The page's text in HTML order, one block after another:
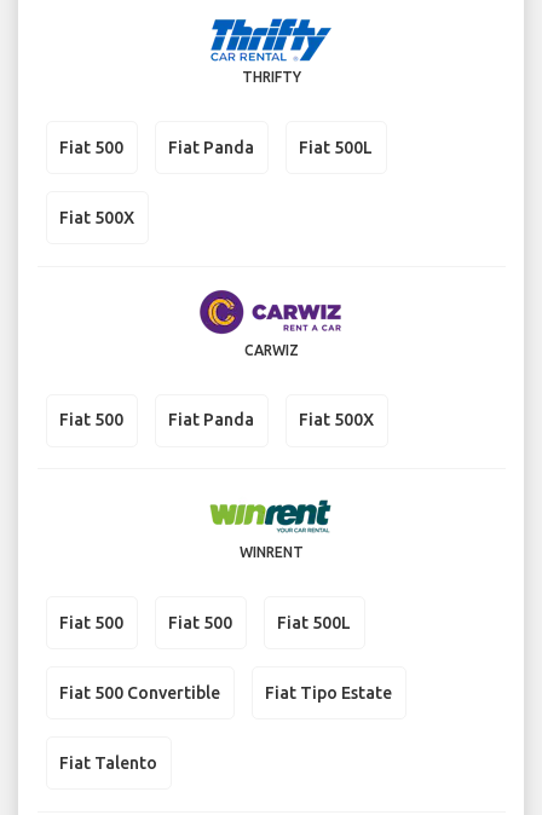
THRIFTY
Fiat 500 Fiat Panda Fiat 500L
Fiat 500X
CARWIZ
Fiat 500 Fiat Panda Fiat 500X
WINRENT
Fiat 500 Fiat 500 Fiat 500L
Fiat 500 Convertible Fiat Tipo Estate
Fiat Talento